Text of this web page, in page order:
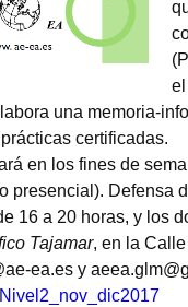
una memoria-
certificadas.
en los fines de
presencial). Defensa
16 a 20 horas, y los
Tajamar, en la
ea.es y